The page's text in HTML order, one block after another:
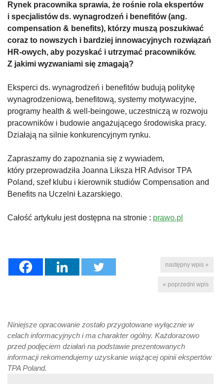
Rynek pracownika sprawia, że rośnie rola ekspertów
i specjalistów ds. wynagrodzeń i benefitów (ang.
compensation & benefits), którzy muszą poszukiwać
coraz to nowszych i bardziej innowacyjnych rozwiązań
HR-owych, aby pozyskać i utrzymać pracowników.
Z jakimi wyzwaniami się zmagają?
Eksperci ds. wynagrodzeń i benefitów budują politykę
wynagrodzeniową, benefitową, systemy motywacyjne,
programy health & well-beingowe, uczestniczą w rozwoju
pracowników i budowie angażującego środowiska pracy.
Działają na silnie konkurencyjnym rynku.
Zapraszamy do zapoznania się z wywiadem,
który przeprowadziła Joanna Liksza HR Advisor TPA
Poland, szef klubu i kierownik studiów Compensation and
Benefits na Uczelni Łazarskiego.
Całość artykułu jest dostępna na stronie : prawo.pl
następny wpis »
« poprzedni wpis
Niniejsze opracowanie zostało przygotowane wyłącznie w
celach informacyjnych i ma charakter ogólny. Każdorazowo
przed podjęciem działań na podstawie prezentowanych
informacji rekomendujemy uzyskanie wiążącej opinii ekspertów
TPA Poland.